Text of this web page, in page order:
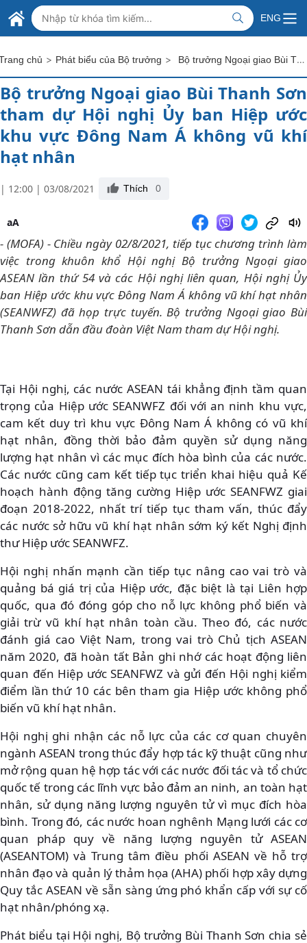
Skip to Main Content
BỘ NGOẠI GIAO VIỆT NAM
MINISTRY OF FOREIGN AFFAIRS
ENG
chủ > Phát biểu của Bộ trưởng > Bộ trưởng Ngoại giao Bùi Thanh Sơn tham dự Hội nghị Ủy ban Hiệp ước khu vực Đông Nam Á không vũ khí hạt nhân
Bộ trưởng Ngoại giao Bùi Thanh Sơn
tham dự Hội nghị Ủy ban Hiệp ước
khu vực Đông Nam Á không vũ khí
hạt nhân
| 12:00 | 03/08/2021 Thích 0
aA
- (MOFA) - Chiều ngày 02/8/2021, tiếp tục chương trình làm
việc trong khuôn khổ Hội nghị Bộ trưởng Ngoại giao
ASEAN lần thứ 54 và các Hội nghị liên quan, Hội nghị Ủy
ban Hiệp ước khu vực Đông Nam Á không vũ khí hạt nhân
(SEANWFZ) đã họp trực tuyến. Bộ trưởng Ngoại giao Bùi
Thanh Sơn dẫn đầu đoàn Việt Nam tham dự Hội nghị.
Tại Hội nghị, các nước ASEAN tái khẳng định tầm quan
trọng của Hiệp ước SEANWFZ đối với an ninh khu vực,
cam kết duy trì khu vực Đông Nam Á không có vũ khí
hạt nhân, đồng thời bảo đảm quyền sử dụng năng
lượng hạt nhân vì các mục đích hòa bình của các nước.
Các nước cũng cam kết tiếp tục triển khai hiệu quả Kế
hoạch hành động tăng cường Hiệp ước SEANFWZ giai
đoạn 2018-2022, nhất trí tiếp tục tham vấn, thúc đẩy
các nước sở hữu vũ khí hạt nhân sớm ký kết Nghị định
thư Hiệp ước SEANWFZ.
Hội nghị nhấn mạnh cần tiếp tục nâng cao vai trò và
quảng bá giá trị của Hiệp ước, đặc biệt là tại Liên hợp
quốc, qua đó đóng góp cho nỗ lực không phổ biến và
giải trừ vũ khí hạt nhân toàn cầu. Theo đó, các nước
đánh giá cao Việt Nam, trong vai trò Chủ tịch ASEAN
năm 2020, đã hoàn tất Bản ghi nhớ các hoạt động liên
quan đến Hiệp ước SEANFWZ và gửi đến Hội nghị kiểm
điểm lần thứ 10 các bên tham gia Hiệp ước không phổ
biến vũ khí hạt nhân.
Hội nghị ghi nhận các nỗ lực của các cơ quan chuyên
ngành ASEAN trong thúc đẩy hợp tác kỹ thuật cũng như
mở rộng quan hệ hợp tác với các nước đối tác và tổ chức
quốc tế trong các lĩnh vực bảo đảm an ninh, an toàn hạt
nhân, sử dụng năng lượng nguyên tử vì mục đích hòa
bình. Trong đó, các nước hoan nghênh Mạng lưới các cơ
quan pháp quy về năng lượng nguyên tử ASEAN
(ASEANTOM) và Trung tâm điều phối ASEAN về hỗ trợ
nhân đạo và quản lý thảm họa (AHA) phối hợp xây dựng
Quy tắc ASEAN về sẵn sàng ứng phó khẩn cấp với sự cố
hạt nhân/phóng xạ.
Phát biểu tại Hội nghị, Bộ trưởng Bùi Thanh Sơn chia sẻ